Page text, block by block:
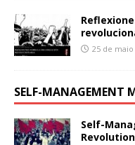
25 de maio
SELF-MANAGEMENT
Self-